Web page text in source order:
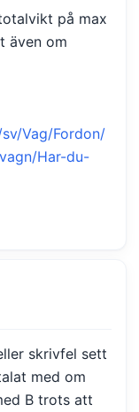
på max
även om
Vag/Fordon/
Har-du-
skrivfel sett
med om
B trots att